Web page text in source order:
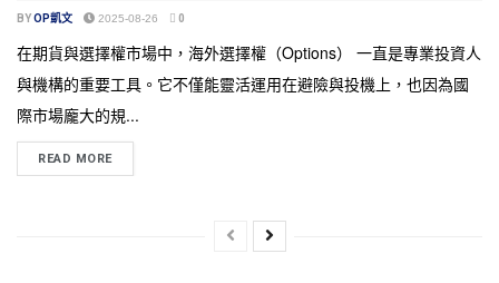
BYOP凱文 2025-08-26 0
在期貨與選擇權市場中，海外選擇權（Options） 一直是專業投資人
與機構的重要工具。它不僅能靈活運用在避險與投機上，也因為國
際市場龐大的規...
READ MORE